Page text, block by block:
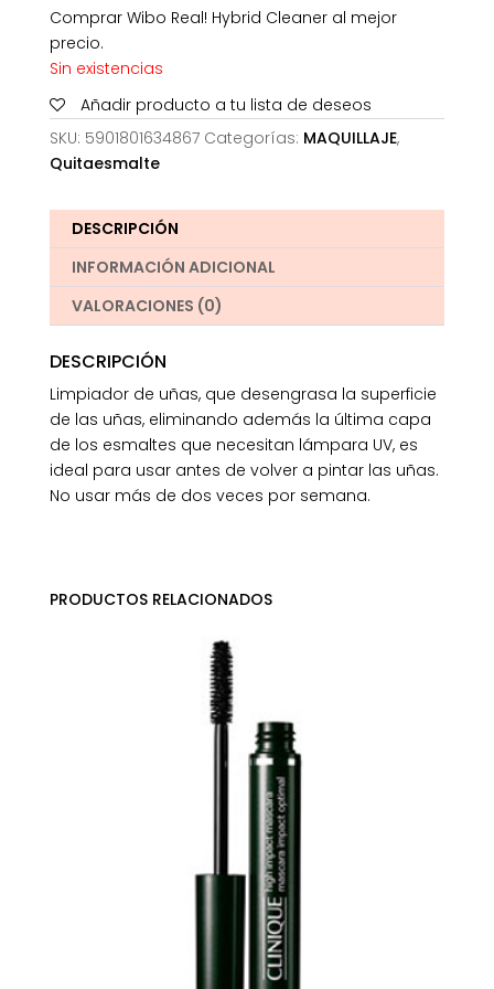
Comprar Wibo Real! Hybrid Cleaner al mejor
precio.
Sin existencias
Añadir producto a tu lista de deseos
SKU: 5901801634867 Categorías: MAQUILLAJE,
Quitaesmalte
DESCRIPCIÓN
INFORMACIÓN ADICIONAL
VALORACIONES (0)
DESCRIPCIÓN
Limpiador de uñas, que desengrasa la superficie
de las uñas, eliminando además la última capa
de los esmaltes que necesitan lámpara UV, es
ideal para usar antes de volver a pintar las uñas.
No usar más de dos veces por semana.
PRODUCTOS RELACIONADOS